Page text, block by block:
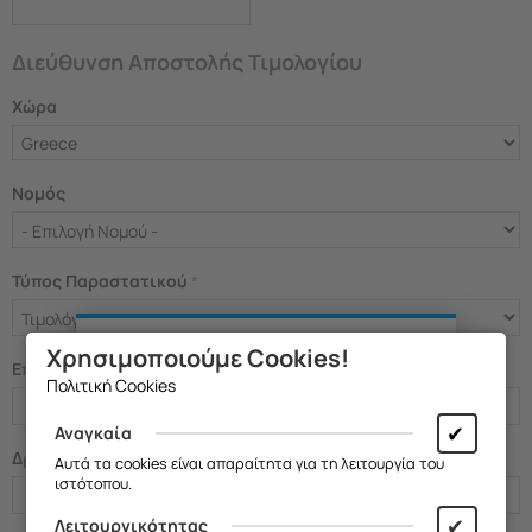
Διεύθυνση Αποστολής Τιμολογίου
Χώρα
Νομός
Τύπος Παραστατικού
Επωνυμία
Δραστηριότητα
Χρησιμοποιούμε Cookies!
Πολιτική Cookies
Αναγκαία ✔
Αυτά τα cookies είναι απαραίτητα για τη λειτουργία του
ιστότοπου.
Λειτουργικότητας ✔
Θα θέλαμε να σας ενημερώσουμε ότι
κλειστή από13/08 έως και 18/08,